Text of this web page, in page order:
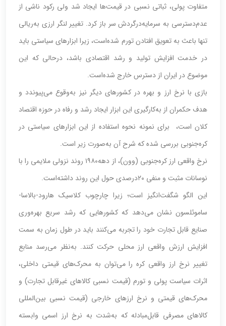
متفاوت پولی، ثباتی نسبی در قیمت‌ها ایجاد شد ولی رکود ناشی از
عدم‌دسترسی به سرمایه‌درگردش سر باز کرد. تغییر لنگر ارزی به‌ریالی
تنها باعث به تعویق افتادن تورم شده‌است، زیرا ابزارهای سیاستی باید
در خدمت افزایش تولید و رشد اقتصادی باشد، درحالی که این
موضوع در ایران از دسترس خارج شده‌است.
بازی با نرخ ارز و بهره در کشورهای دیگر نیز به‌وقوع می‌‌‌‌‌‌پیوندد و
هدف حکمران از به‌کارگیری این ابزار ایجاد رشد و رفاه در حوزه اقتصاد
کلان است، ‌‌‌‌‌‌ برای نمونه نحوه استفاده از این ابزارهای سیاستی در
کره‌جنوبی بررسی شده که شرح آن به‌صورت زیر است.
نرخ واقعی ارز کره‌جنوبی (وون)، از دهه‌۱۹۸۰ روند نزولی ملایمی را با
نوسانات مثبت و منفی ۲۰‌درصدی حول این روند داشته‌است.
این الگو شگفت‌‌‌‌‌‌انگیز است؛ زیرا چارچوب کلاسیک هارود-بالاسا-
ساموئلسون نشان می‌دهد که کشورهایی که رشد سریع بهره‌‌‌‌‌‌وری
صنایع قابل تجارت خود را تجربه می‌کنند باید در طول زمان به سمت
افزایش ارزش واقعی ارز محلی حرکت کنند. به‌نظر می‌رسد منابع
تغییر نرخ ارز واقعی کره را می‌توان به محرک‌های قیمتی داخلی،
اثرات سیاست پولی و تورم (قیمت نسبی کالاهای غیرقابل تجارت) و
محرک‌های قیمتی و نرخ ارزهای خارجی (قیمت نسبی بین‌المللی
کالاهای مصرفی قابل‌مبادله که به‌شدت به نرخ ارز اسمی وابسته